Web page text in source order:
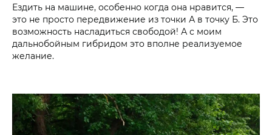
Ездить на машине, особенно когда она нравится, —
это не просто передвижение из точки А в точку Б. Это
возможность насладиться свободой! А с моим
дальнобойным гибридом это вполне реализуемое
желание.